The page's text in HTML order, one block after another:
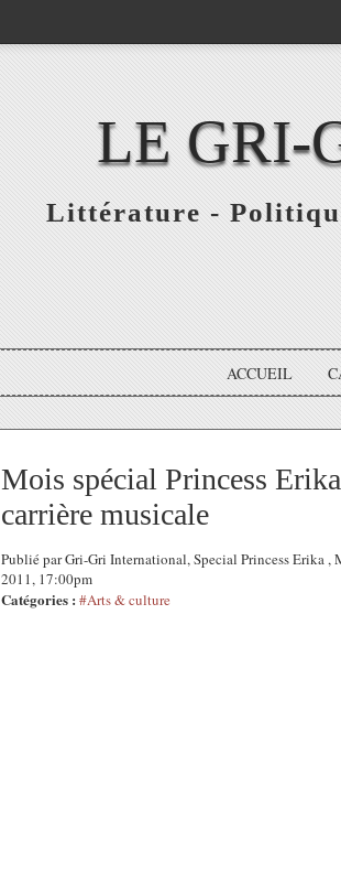
LE GRI-
Littérature -
ACCUEIL
Mois spécial Princess
carrière musicale
Publié par Gri-Gri International, Special Princess Erika ,
2011, 17:00pm
Catégories : #Arts & culture